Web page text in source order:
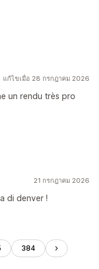
แก้ไขเมื่อ 28 กรกฎาคม 2026
un rendu très pro
21 กรกฎาคม 2026
di denver !
384